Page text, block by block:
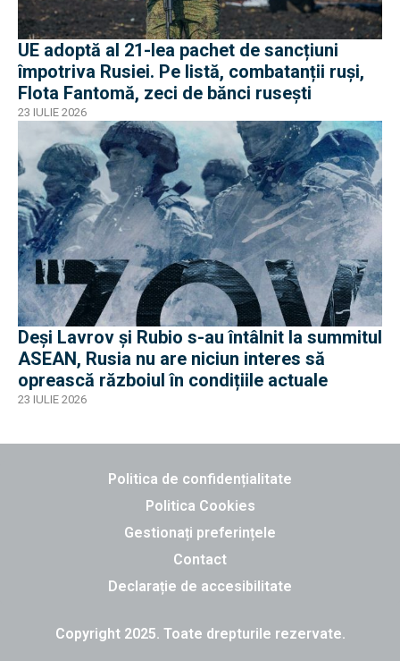
UE adoptă al 21-lea pachet de sancțiuni
împotriva Rusiei. Pe listă, combatanții ruși,
Flota Fantomă, zeci de bănci rusești
23 IULIE 2026
Deși Lavrov și Rubio s-au întâlnit la summitul
ASEAN, Rusia nu are niciun interes să
oprească războiul în condițiile actuale
23 IULIE 2026
Politica de confidențialitate
Politica Cookies
Gestionați preferințele
Contact
Declarație de accesibilitate
Copyright 2025. Toate drepturile rezervate.